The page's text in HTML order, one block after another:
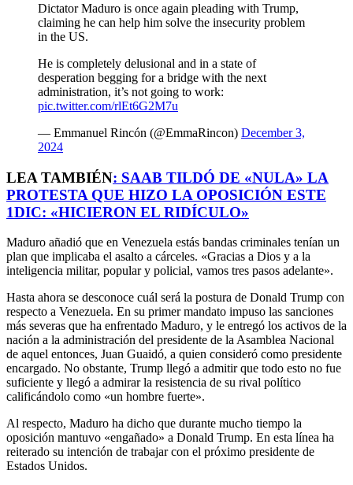
Dictator Maduro is once again pleading with Trump,
claiming he can help him solve the insecurity problem
in the US.
He is completely delusional and in a state of
desperation begging for a bridge with the next
administration, it’s not going to work:
pic.twitter.com/rlEt6G2M7u
— Emmanuel Rincón (@EmmaRincon) December 3,
2024
LEA TAMBIÉN: SAAB TILDÓ DE «NULA» LA
PROTESTA QUE HIZO LA OPOSICIÓN ESTE
1DIC: «HICIERON EL RIDÍCULO»
Maduro añadió que en Venezuela estás bandas criminales tenían un
plan que implicaba el asalto a cárceles. «Gracias a Dios y a la
inteligencia militar, popular y policial, vamos tres pasos adelante».
Hasta ahora se desconoce cuál será la postura de Donald Trump con
respecto a Venezuela. En su primer mandato impuso las sanciones
más severas que ha enfrentado Maduro, y le entregó los activos de la
nación a la administración del presidente de la Asamblea Nacional
de aquel entonces, Juan Guaidó, a quien consideró como presidente
encargado. No obstante, Trump llegó a admitir que todo esto no fue
suficiente y llegó a admirar la resistencia de su rival político
calificándolo como «un hombre fuerte».
Al respecto, Maduro ha dicho que durante mucho tiempo la
oposición mantuvo «engañado» a Donald Trump. En esta línea ha
reiterado su intención de trabajar con el próximo presidente de
Estados Unidos.